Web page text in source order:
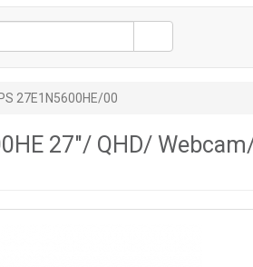
27E1N5600HE/00
27"/ QHD/